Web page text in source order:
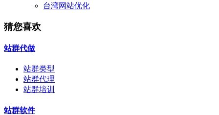
台湾网站优化
猜您喜欢
站群代做
站群类型
站群代理
站群培训
站群软件